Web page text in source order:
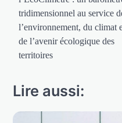
l’article
tridimensionnel au service
l’environnement, du climat
de l’avenir écologique des
territoires
Lire aussi: